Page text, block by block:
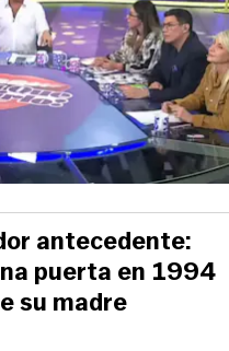
antecedente:
puerta en 1994
su madre